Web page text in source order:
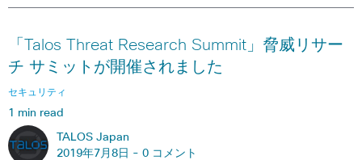
「Talos Threat Research Summit」脅威リサー
チ サミットが開催されました
セキュリティ
1 min read
TALOS Japan
2019年7月8日 - 0 コメント